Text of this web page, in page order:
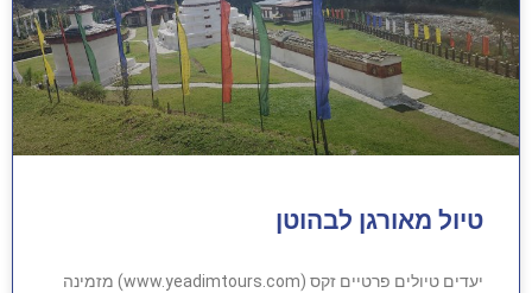
טיול מאורגן לבהוטן
יעדים טיולים פרטיים זקס (www.yeadimtours.com) מזמינה